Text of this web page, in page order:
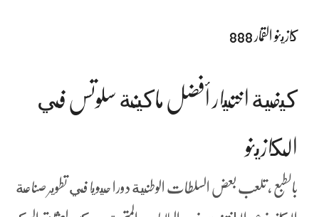
كازينو القمار 888
كيفية اختيار أفضل ماكينة سلوتس في
الكازينو
بالطبع ، تلعب بعض السلطات الوطنية دورا حيويا في تطوير صناعة